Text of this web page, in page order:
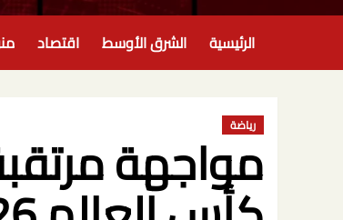
الرئيسية الشرق الأوسط اقتصاد
رياضة
مواجهة